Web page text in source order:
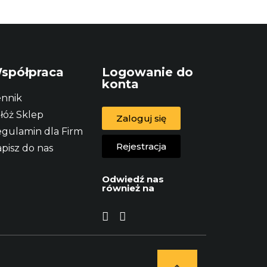
Sklep
dla Firm
do nas
Logowanie do
konta
Zaloguj się
Rejestracja
Odwiedź nas
również na